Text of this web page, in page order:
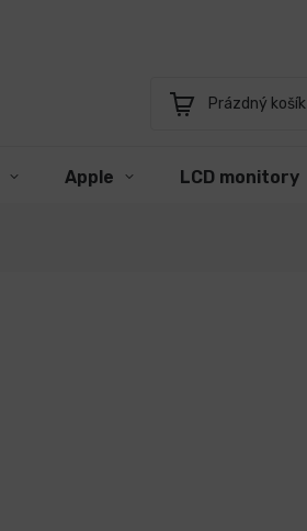
Nákupní
Prázdný košík
Apple LCD monitory